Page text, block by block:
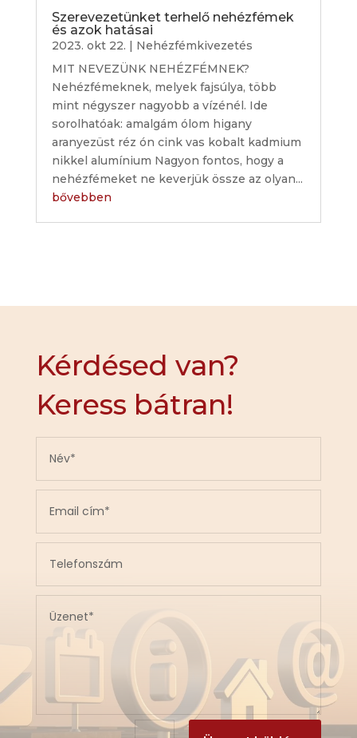
Szerevezetünket terhelő nehézfémek
és azok hatásai
2023. okt 22. | Nehézfémkivezetés
MIT NEVEZÜNK NEHÉZFÉMNEK?
Nehézfémeknek, melyek fajsúlya, több
mint négyszer nagyobb a vízénél. Ide
sorolhatóak: amalgám ólom higany
aranyezüst réz ón cink vas kobalt kadmium
nikkel alumínium Nagyon fontos, hogy a
nehézfémeket ne keverjük össze az olyan...
bővebben
Kérdésed van?
Keress bátran!